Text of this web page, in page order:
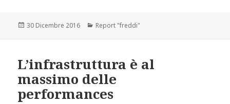
Scritto
30 Dicembre 2016 Categorie
Report "freddi"
L’infrastruttura è al
massimo delle
performances